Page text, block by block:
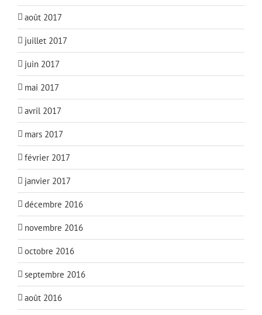
août 2017
juillet 2017
juin 2017
mai 2017
avril 2017
mars 2017
février 2017
janvier 2017
décembre 2016
novembre 2016
octobre 2016
septembre 2016
août 2016